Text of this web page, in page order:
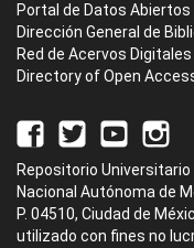
Portal de Datos Abiertos
Dirección General de
Red de Acervos Digitales
Directory of Open
Repositorio Universitario
Nacional Autónoma de
P. 04510, Ciudad de
utilizado con fines no